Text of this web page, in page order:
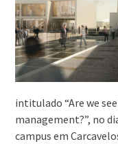
intitulado “Are we
management?”, no
campus em